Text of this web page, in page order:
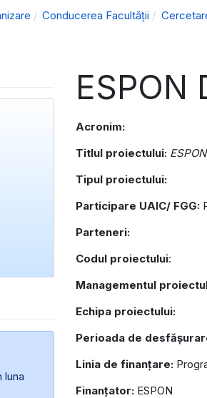
Conducerea Facultății
ESPON
Acronim:
Titlul proiectului:
Tipul proiectului:
Participare UAIC/ FGG:
Parteneri:
Codul proiectului:
Managementul
Echipa proiectului:
Perioada de
Linia de finanțare:
Finanțator: ESPON
luna